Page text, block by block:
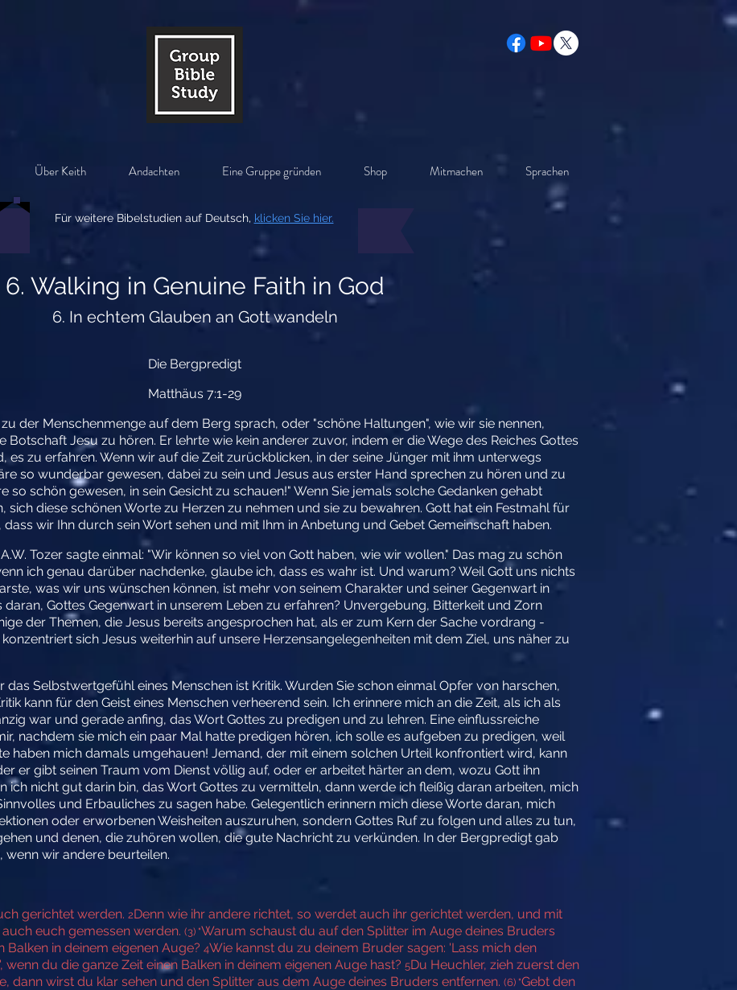
Über Keith Andachten Eine Gruppe gründen Shop Mitmachen Sprachen
Für weitere Bibelstudien auf Deutsch, klicken Sie hier.
6. Walking in Genuine Faith in God
6. In echtem Glauben an Gott wandeln
Die Bergpredigt
Matthäus 7:1-29
der Menschenmenge auf dem Berg sprach, oder "schöne Haltungen", wie wir sie nennen,
Botschaft Jesu zu hören. Er lehrte wie kein anderer zuvor, indem er die Wege des Reiches Gottes
es zu erfahren. Wenn wir auf die Zeit zurückblicken, in der seine Jünger mit ihm unterwegs
so wunderbar gewesen, dabei zu sein und Jesus aus erster Hand sprechen zu hören und zu
so schön gewesen, in sein Gesicht zu schauen!" Wenn Sie jemals solche Gedanken gehabt
sich diese schönen Worte zu Herzen zu nehmen und sie zu bewahren. Gott hat ein Festmahl für
wir Ihn durch sein Wort sehen und mit Ihm in Anbetung und Gebet Gemeinschaft haben.
Tozer sagte einmal: "Wir können so viel von Gott haben, wie wir wollen." Das mag zu schön
ich genau darüber nachdenke, glaube ich, dass es wahr ist. Und warum? Weil Gott uns nichts
was wir uns wünschen können, ist mehr von seinem Charakter und seiner Gegenwart in
daran, Gottes Gegenwart in unserem Leben zu erfahren? Unvergebung, Bitterkeit und Zorn
der Themen, die Jesus bereits angesprochen hat, als er zum Kern der Sache vordrang -
sich Jesus weiterhin auf unsere Herzensangelegenheiten mit dem Ziel, uns näher zu
das Selbstwertgefühl eines Menschen ist Kritik. Wurden Sie schon einmal Opfer von harschen,
kann für den Geist eines Menschen verheerend sein. Ich erinnere mich an die Zeit, als ich als
war und gerade anfing, das Wort Gottes zu predigen und zu lehren. Eine einflussreiche
nachdem sie mich ein paar Mal hatte predigen hören, ich solle es aufgeben zu predigen, weil
haben mich damals umgehauen! Jemand, der mit einem solchen Urteil konfrontiert wird, kann
er gibt seinen Traum vom Dienst völlig auf, oder er arbeitet härter an dem, wozu Gott ihn
ich nicht gut darin bin, das Wort Gottes zu vermitteln, dann werde ich fleißig daran arbeiten, mich
und Erbauliches zu sagen habe. Gelegentlich erinnern mich diese Worte daran, mich
oder erworbenen Weisheiten auszuruhen, sondern Gottes Ruf zu folgen und alles zu tun,
und denen, die zuhören wollen, die gute Nachricht zu verkünden. In der Bergpredigt gab
wenn wir andere beurteilen.
gerichtet werden. 2Denn wie ihr andere richtet, so werdet auch ihr gerichtet werden, und mit
euch gemessen werden. (3) "Warum schaust du auf den Splitter im Auge deines Bruders
in deinem eigenen Auge? 4Wie kannst du zu deinem Bruder sagen: 'Lass mich den
du die ganze Zeit einen Balken in deinem eigenen Auge hast? 5Du Heuchler, zieh zuerst den
dann wirst du klar sehen und den Splitter aus dem Auge deines Bruders entfernen. (6) "Gebt den